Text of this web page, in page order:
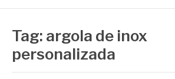
Tag: argola de inox
personalizada